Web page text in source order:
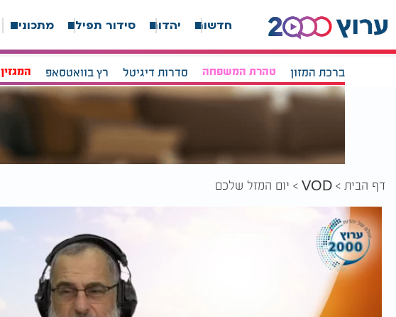
חדשות יהדות סידור תפילה מתכונים
ברכת המזון טהרת המשפחה סדרות דיגיטל רץ בוואטסאפ המגזין
דף הבית VOD יום המזל שלכם